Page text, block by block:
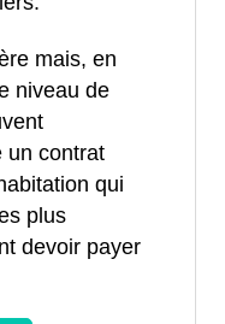
mais, en
niveau de
un contrat
qui
plus
devoir payer